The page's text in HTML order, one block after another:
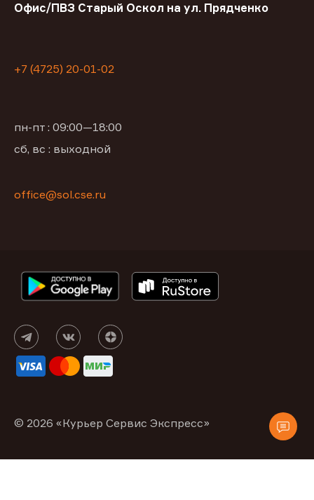
Офис/ПВЗ Старый Оскол на ул. Прядченко
+7 (4725) 20-01-02
пн-пт : 09:00—18:00
сб, вс : выходной
office@sol.cse.ru
© 2026 «Курьер Сервис Экспресс»